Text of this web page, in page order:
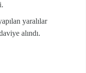
yaralılar
alındı.